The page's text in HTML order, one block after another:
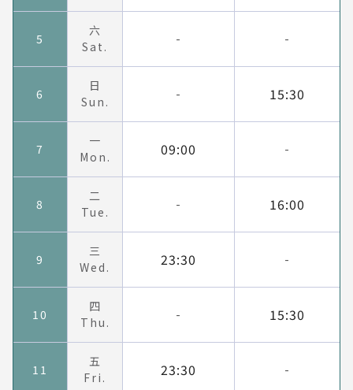
5
六
Sat.
- -
6
日
Sun.
- 15:30
7
一
Mon.
09:00 -
8
二
Tue.
- 16:00
9
三
Wed.
23:30 -
10
四
Thu.
- 15:30
11
五
Fri.
23:30 -